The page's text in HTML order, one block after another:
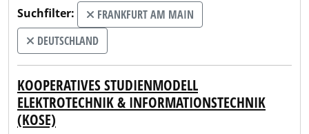
Suchfilter:
FRANKFURT AM MAIN
DEUTSCHLAND
KOOPERATIVES STUDIENMODELL
ELEKTROTECHNIK & INFORMATIONSTECHNIK
(KOSE)